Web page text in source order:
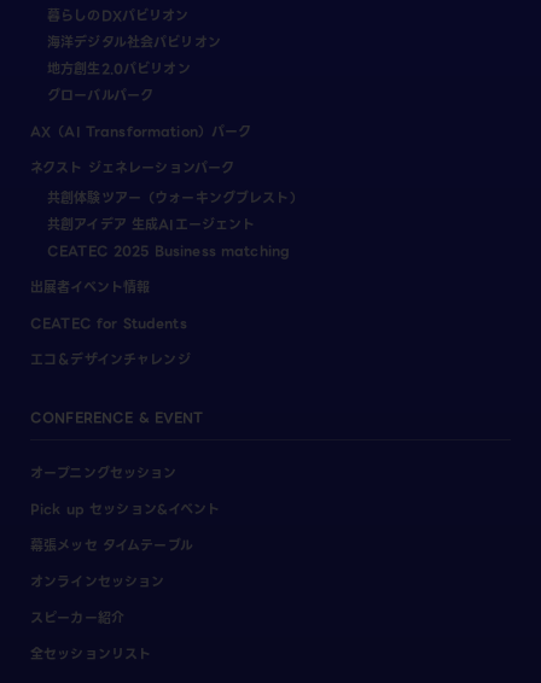
暮らしのDXパビリオン
海洋デジタル社会パビリオン
地方創生2.0パビリオン
グローバルパーク
AX（AI Transformation）パーク
ネクスト ジェネレーションパーク
共創体験ツアー（ウォーキングブレスト）
共創アイデア 生成AIエージェント
CEATEC 2025 Business matching
出展者イベント情報
CEATEC for Students
エコ＆デザインチャレンジ
CONFERENCE & EVENT
オープニングセッション
Pick up セッション&イベント
幕張メッセ タイムテーブル
オンラインセッション
スピーカー紹介
全セッションリスト